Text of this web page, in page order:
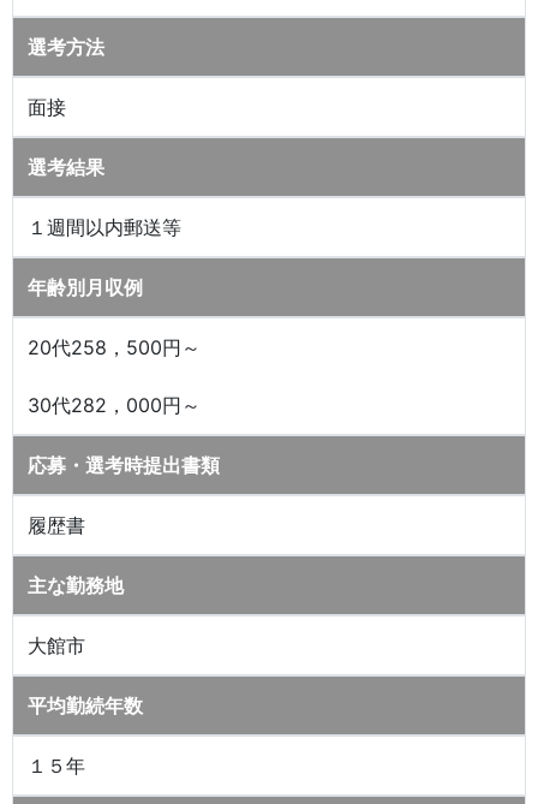
選考方法
面接
選考結果
１週間以内郵送等
年齢別月収例
20代258，500円～
30代282，000円～
応募・選考時提出書類
履歴書
主な勤務地
大館市
平均勤続年数
１５年